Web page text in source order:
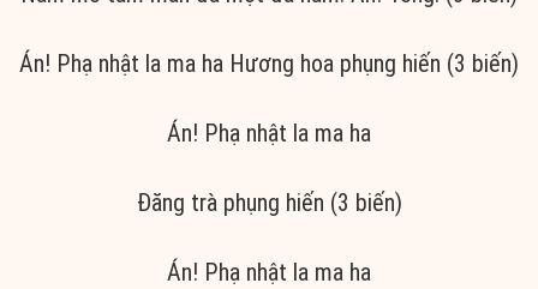
Án! Phạ nhật la ma ha Hương hoa phụng hiến (3 biến)
Án! Phạ nhật la ma ha
Đăng trà phụng hiến (3 biến)
Án! Phạ nhật la ma ha